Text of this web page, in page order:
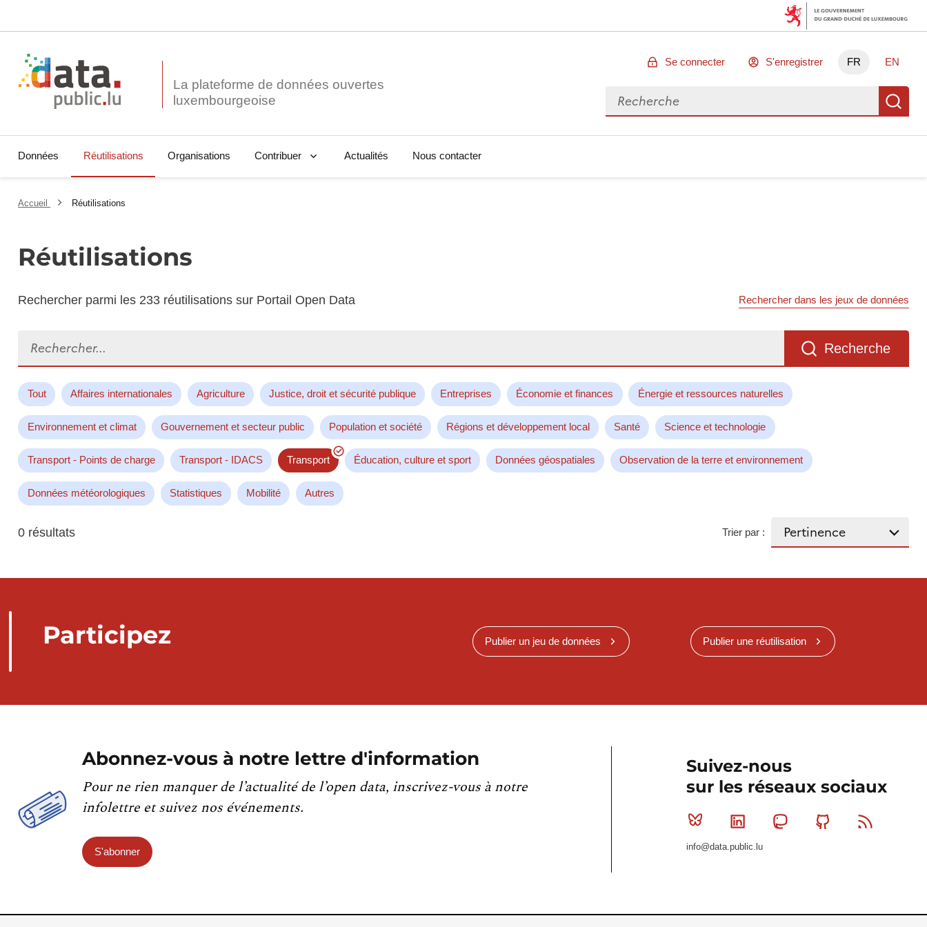
La plateforme de données ouvertes
Se connecter S'enregistrer FR EN
Rechercher des données
Données Réutilisations Organisations Contribuer Actualités Nous contacter
Accueil Réutilisations
Réutilisations
Rechercher parmi les 233 réutilisations sur Portail Open Data Rechercher dans les jeux de données
Recherche
Tout Affaires internationales Agriculture Justice, droit et sécurité publique Entreprises Économie et finances Énergie et ressources naturelles
Environnement et climat Gouvernement et secteur public Population et société Régions et développement local Santé Science et technologie
Transport - Points de charge Transport - IDACS Transport Éducation, culture et sport Données géospatiales Observation de la terre et environnement
Données météorologiques Statistiques Mobilité Autres
0 résultats Trier par :
Participez Publier un jeu de données Publier une réutilisation
Abonnez-vous à notre lettre d'information
Pour ne rien manquer de l’actualité de l’open data, inscrivez-vous à notre
infolettre et suivez nos événements.
S'abonner
Suivez-nous
sur les réseaux sociaux
Bluesky Linkedin MastodonGithub
info@data.public.lu